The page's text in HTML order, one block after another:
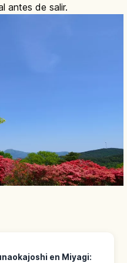
antes de salir.
en Miyagi: